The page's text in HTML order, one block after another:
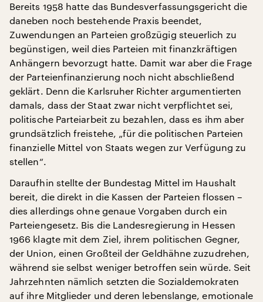
Bereits 1958 hatte das Bundesverfassungsgericht die
daneben noch bestehende Praxis beendet,
Zuwendungen an Parteien großzügig steuerlich zu
begünstigen, weil dies Parteien mit finanzkräftigen
Anhängern bevorzugt hatte. Damit war aber die Frage
der Parteienfinanzierung noch nicht abschließend
geklärt. Denn die Karlsruher Richter argumentierten
damals, dass der Staat zwar nicht verpflichtet sei,
politische Parteiarbeit zu bezahlen, dass es ihm aber
grundsätzlich freistehe, „für die politischen Parteien
finanzielle Mittel von Staats wegen zur Verfügung zu
stellen“.
Daraufhin stellte der Bundestag Mittel im Haushalt
bereit, die direkt in die Kassen der Parteien flossen –
dies allerdings ohne genaue Vorgaben durch ein
Parteiengesetz. Bis die Landesregierung in Hessen
1966 klagte mit dem Ziel, ihrem politischen Gegner,
der Union, einen Großteil der Geldhähne zuzudrehen,
während sie selbst weniger betroffen sein würde. Seit
Jahrzehnten nämlich setzten die Sozialdemokraten
auf ihre Mitglieder und deren lebenslange, emotionale